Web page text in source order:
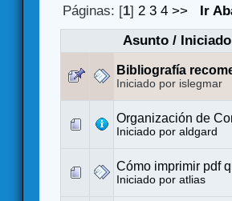
Páginas: [1]2 3 4 >>
Ir
Asunto/
Bibliografía
Iniciado por islegmar
Organización de
Iniciado por aldgard
Cómo imprimir pdf
Iniciado por atlias